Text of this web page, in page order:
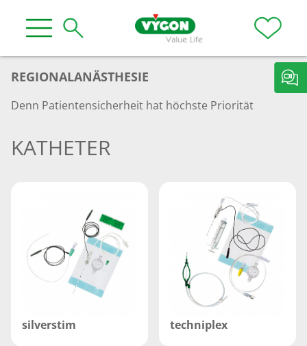
REGIONALANÄSTHESIE
Denn Patientensicherheit hat höchste Priorität
KATHETER
silverstim techniplex